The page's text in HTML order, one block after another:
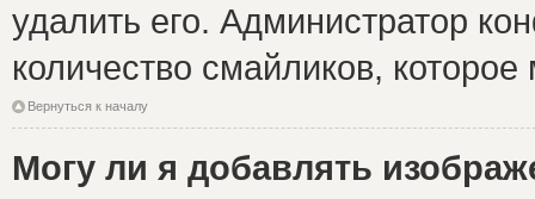
удалить его. Администратор
количество смайликов,
Вернуться к началу
Могу ли я добавлять